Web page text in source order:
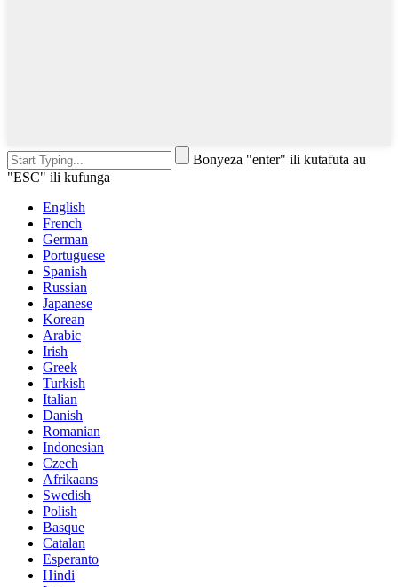
Bonyeza "enter" ili kutafuta au
"ESC" ili kufunga
English
French
German
Portuguese
Spanish
Russian
Japanese
Korean
Arabic
Irish
Greek
Turkish
Italian
Danish
Romanian
Indonesian
Czech
Afrikaans
Swedish
Polish
Basque
Catalan
Esperanto
Hindi